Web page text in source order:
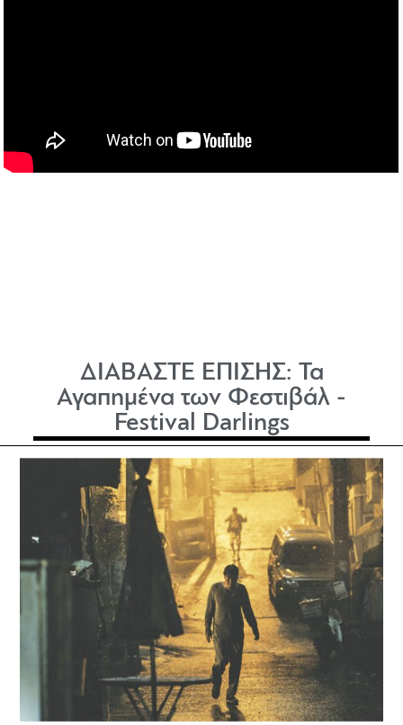
ΔΙΑΒΑΣΤΕ ΕΠΙΣΗΣ: Τα
Αγαπημένα των Φεστιβάλ -
Festival Darlings